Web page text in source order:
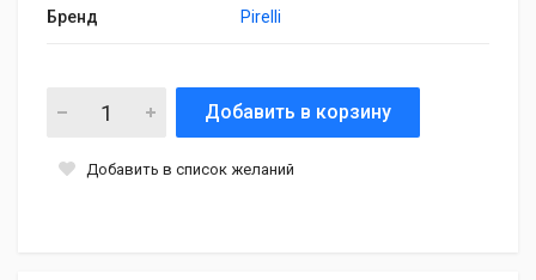
Бренд
Pirelli
Добавить в корзину
Добавить в список желаний